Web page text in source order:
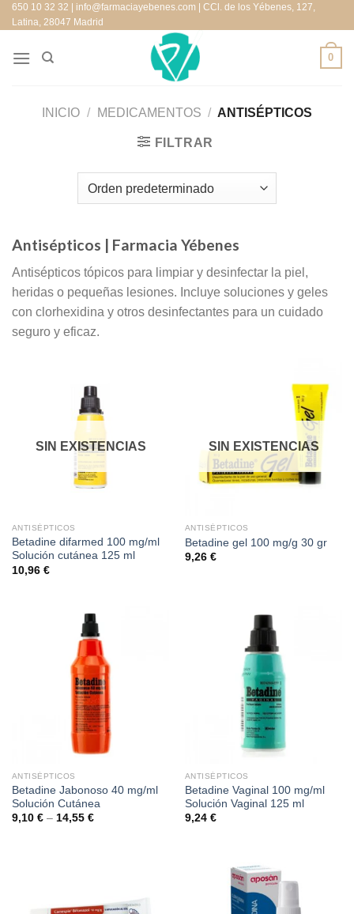
Saltar
al
contenido
650 10 32 32 | info@farmaciayebenes.com | CCl. de los Yébenes, 127,
Latina, 28047 Madrid
0
INICIO / MEDICAMENTOS / ANTISÉPTICOS
FILTRAR
Antisépticos | Farmacia Yébenes
Antisépticos tópicos para limpiar y desinfectar la piel,
heridas o pequeñas lesiones. Incluye soluciones y geles
con clorhexidina y otros desinfectantes para un cuidado
seguro y eficaz.
SIN EXISTENCIAS
ANTISÉPTICOS
Betadine difarmed 100 mg/ml
Solución cutánea 125 ml
10,96 €
SIN EXISTENCIAS
ANTISÉPTICOS
Betadine gel 100 mg/g 30 gr
9,26 €
ANTISÉPTICOS
Betadine Jabonoso 40 mg/ml
Solución Cutánea
9,10 €– 14,55 €
ANTISÉPTICOS
Betadine Vaginal 100 mg/ml
Solución Vaginal 125 ml
9,24 €